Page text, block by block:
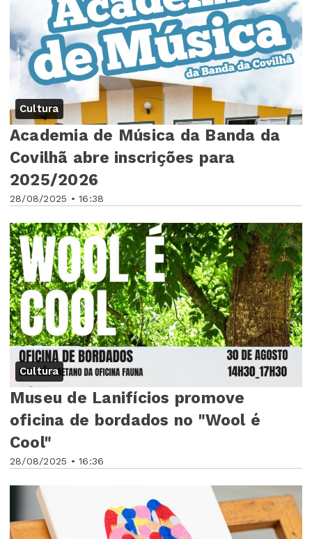
Cultura
28/08/2025 • 16:38
Academia de Música da Banda da
Covilhã abre inscrições para
2025/2026
Cultura
28/08/2025 • 16:36
Museu de Lanifícios promove
oficina de bordados no "Wool é
Cool"